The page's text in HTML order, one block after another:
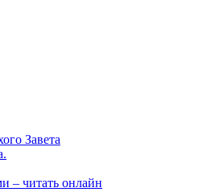
Завета
– читать онлайн